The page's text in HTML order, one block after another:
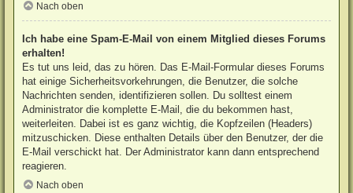
Nach oben
Ich habe eine Spam-E-Mail von einem Mitglied dieses Forums
erhalten!
Es tut uns leid, das zu hören. Das E-Mail-Formular dieses Forums
hat einige Sicherheitsvorkehrungen, die Benutzer, die solche
Nachrichten senden, identifizieren sollen. Du solltest einem
Administrator die komplette E-Mail, die du bekommen hast,
weiterleiten. Dabei ist es ganz wichtig, die Kopfzeilen (Headers)
mitzuschicken. Diese enthalten Details über den Benutzer, der die
E-Mail verschickt hat. Der Administrator kann dann entsprechend
reagieren.
Nach oben